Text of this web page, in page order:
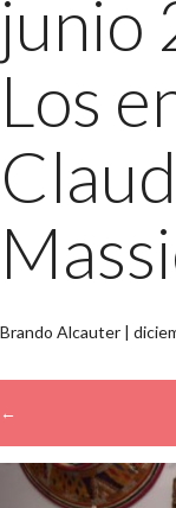
junio
Los
Brando Alcauter |
←